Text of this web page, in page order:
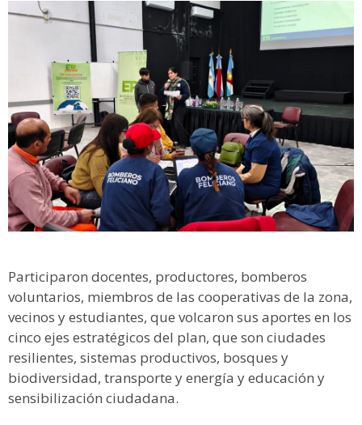
Participaron docentes, productores, bomberos
voluntarios, miembros de las cooperativas de la zona,
vecinos y estudiantes, que volcaron sus aportes en los
cinco ejes estratégicos del plan, que son ciudades
resilientes, sistemas productivos, bosques y
biodiversidad, transporte y energía y educación y
sensibilización ciudadana.